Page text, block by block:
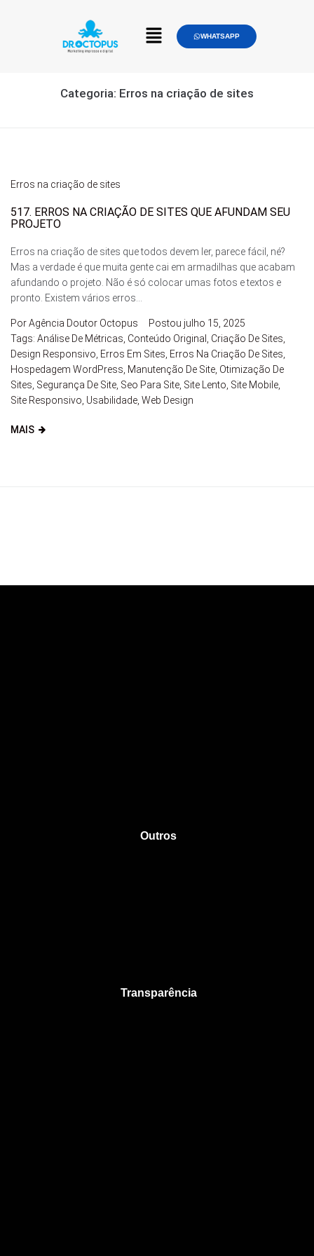
WHATSAPP
Categoria: Erros na criação de sites
Erros na criação de sites
517. ERROS NA CRIAÇÃO DE SITES QUE AFUNDAM SEU
PROJETO
Erros na criação de sites que todos devem ler, parece fácil, né?
Mas a verdade é que muita gente cai em armadilhas que acabam
afundando o projeto. Não é só colocar umas fotos e textos e
pronto. Existem vários erros...
PorAgência Doutor Octopus Postou julho 15, 2025
Tags: Análise De Métricas Conteúdo Original Criação De Sites
Design Responsivo Erros Em Sites Erros Na Criação De Sites
Hospedagem WordPress Manutenção De Site Otimização De
Sites Segurança De Site Seo Para Site Site Lento Site Mobile
Site Responsivo Usabilidade Web Design
MAIS
Outros
Transparência